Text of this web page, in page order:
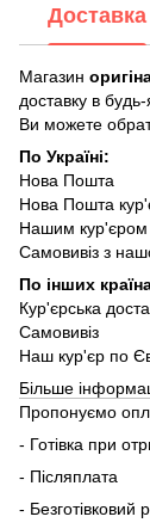
Доставка
Магазин
доставку в будь-
Ви можете
По Україні:
Нова Пошта
Нова Пошта
Нашим кур'єром
Самовивіз з
По інших
Кур'єрська
Самовивіз
Наш кур'єр по
Більше
Пропонуємо
- Готівка при
- Післяплата
- Безготівковий